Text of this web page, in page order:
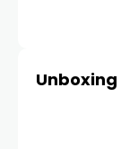
Unboxing